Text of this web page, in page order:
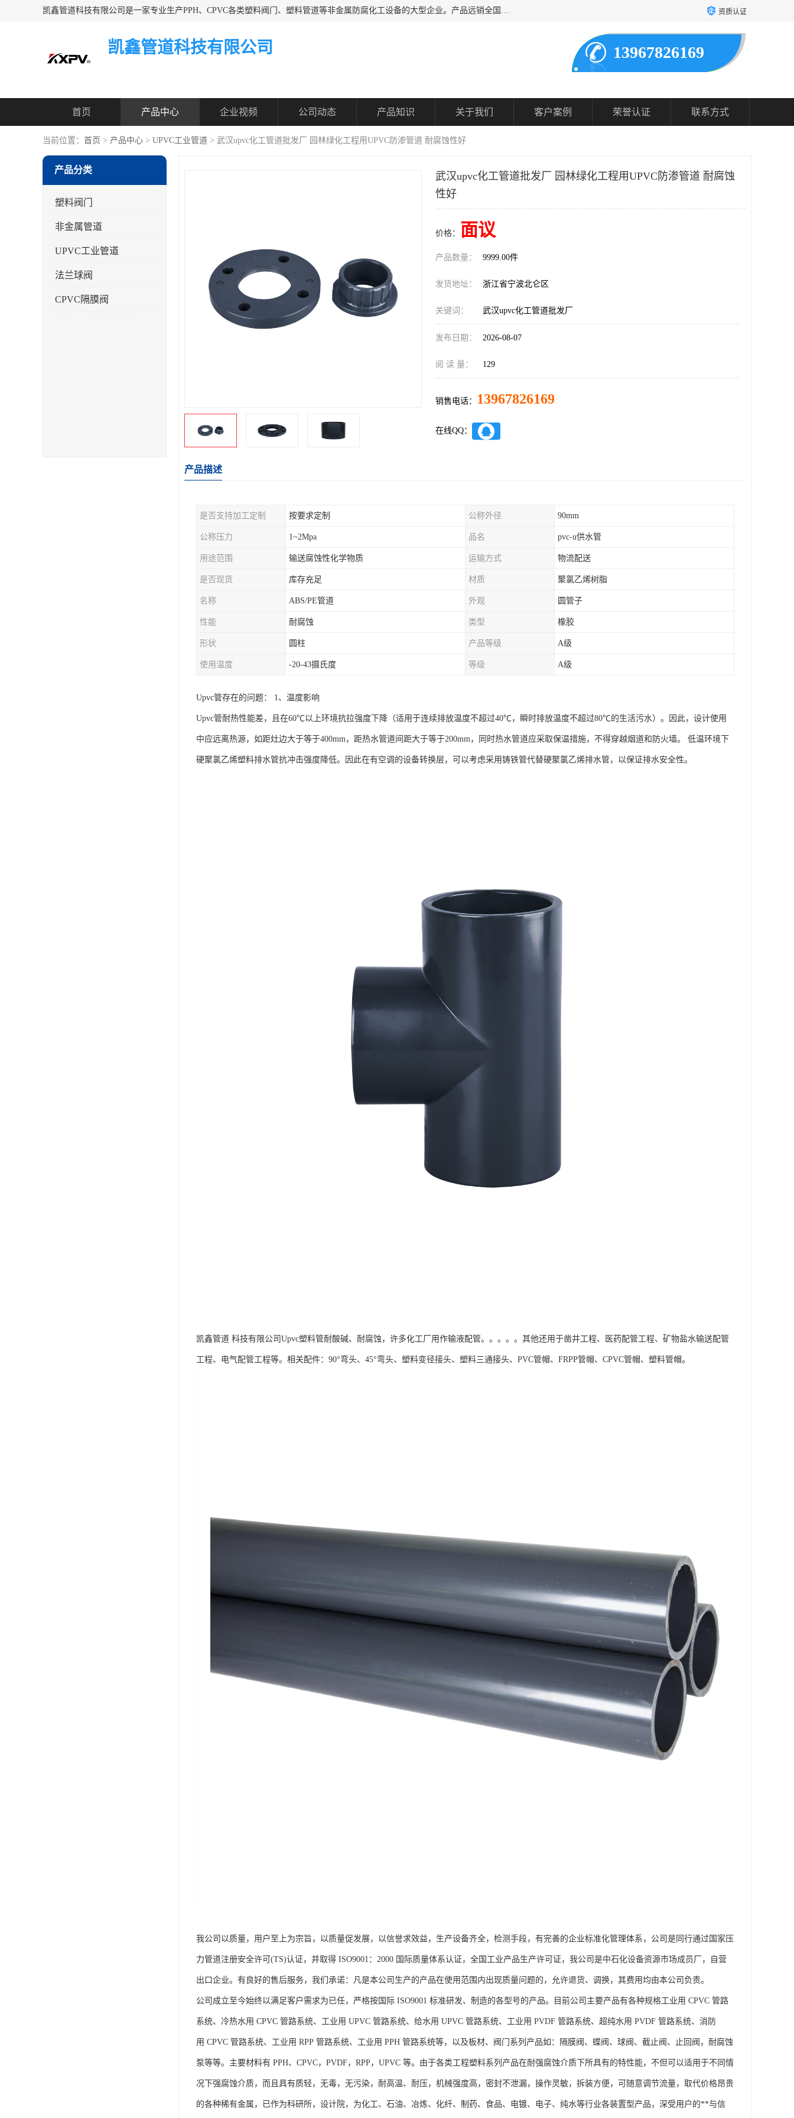
凯鑫管道科技有限公司是一家专业生产PPH、CPVC各类塑料阀门、塑料管道等非金属防腐化工设备的大型企业。产品远销全国三十一个省、市、自治区,广泛应用于化工、石油、氯碱、染料、制药、农药等行业，深受广大用户欢迎，是目前国内生产化工泵、阀门规模较大的生产基地之一。 资质认证
凯鑫管道科技有限公司 13967826169
首页 产品中心 企业视频 公司动态 产品知识 关于我们 客户案例 荣誉认证 联系方式
当前位置： 首页 > 产品中心 > UPVC工业管道 > 武汉upvc化工管道批发厂 园林绿化工程用UPVC防渗管道 耐腐蚀性好
产品分类
塑料阀门
非金属管道
UPVC工业管道
法兰球阀
CPVC隔膜阀
武汉upvc化工管道批发厂 园林绿化工程用UPVC防渗管道 耐腐蚀
性好
价格： 面议
产品数量： 9999.00件
发货地址： 浙江省宁波北仑区
关键词： 武汉upvc化工管道批发厂
发布日期： 2026-08-07
阅 读 量： 129
销售电话： 13967826169
在线QQ：
产品描述
是否支持加工定制 按要求定制 公称外径 90mm
公称压力 1~2Mpa 品名 pvc-u供水管
用途范围 输送腐蚀性化学物质 运输方式 物流配送
是否现货 库存充足 材质 聚氯乙烯树脂
名称 ABS/PE管道 外观 圆管子
性能 耐腐蚀 类型 橡胶
形状 圆柱 产品等级 A级
使用温度 -20-43摄氏度 等级 A级
Upvc管存在的问题： 1、温度影响
Upvc管耐热性能差，且在60℃以上环境抗拉强度下降（适用于连续排放温度不超过40℃，瞬时排放温度不超过80℃的生活污水）。因此，设计使用
中应远离热源，如距灶边大于等于400mm，距热水管道间距大于等于200mm，同时热水管道应采取保温措施，不得穿越烟道和防火墙。 低温环境下
硬聚氯乙烯塑料排水管抗冲击强度降低。因此在有空调的设备转换层，可以考虑采用铸铁管代替硬聚氯乙烯排水管，以保证排水安全性。
凯鑫管道 科技有限公司Upvc塑料管耐酸碱、耐腐蚀，许多化工厂用作输液配管。。。。。其他还用于凿井工程、医药配管工程、矿物盐水输送配管
工程、电气配管工程等。相关配件：90°弯头、45°弯头、塑料变径接头、塑料三通接头、PVC管帽、FRPP管帽、CPVC管帽、塑料管帽。
我公司以质量，用户至上为宗旨，以质量促发展，以信誉求效益，生产设备齐全，检测手段，有完善的企业标准化管理体系，公司是同行通过国家压
力管道注册安全许可(TS)认证，并取得 ISO9001：2000 国际质量体系认证，全国工业产品生产许可证，我公司是中石化设备资源市场成员厂，自营
出口企业。有良好的售后服务，我们承诺：凡是本公司生产的产品在使用范围内出现质量问题的，允许退货、调换，其费用均由本公司负责。
公司成立至今始终以满足客户需求为已任，严格按国际 ISO9001 标准研发、制造的各型号的产品。目前公司主要产品有各种规格工业用 CPVC 管路
系统、冷热水用 CPVC 管路系统、工业用 UPVC 管路系统、给水用 UPVC 管路系统、工业用 PVDF 管路系统、超纯水用 PVDF 管路系统、消防
用 CPVC 管路系统、工业用 RPP 管路系统、工业用 PPH 管路系统等，以及板材、阀门系列产品如：隔膜阀、蝶阀、球阀、截止阀、止回阀，耐腐蚀
泵等等。主要材料有 PPH、CPVC，PVDF，RPP，UPVC 等。由于各类工程塑料系列产品在耐强腐蚀介质下所具有的特性能，不但可以适用于不同情
况下强腐蚀介质，而且具有质轻，无毒，无污染，耐高温、耐压，机械强度高，密封不泄漏，操作灵敏，拆装方便，可随意调节流量，取代价格昂贵
的各种稀有金属，已作为科研所，设计院，为化工、石油、冶炼、化纤、制药、食品、电镀、电子、纯水等行业各装置型产品，深受用户的**与信